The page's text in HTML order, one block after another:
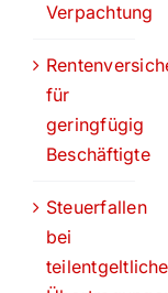
Verpachtung
für
geringfügig
Beschäftigte
Steuerfallen
bei